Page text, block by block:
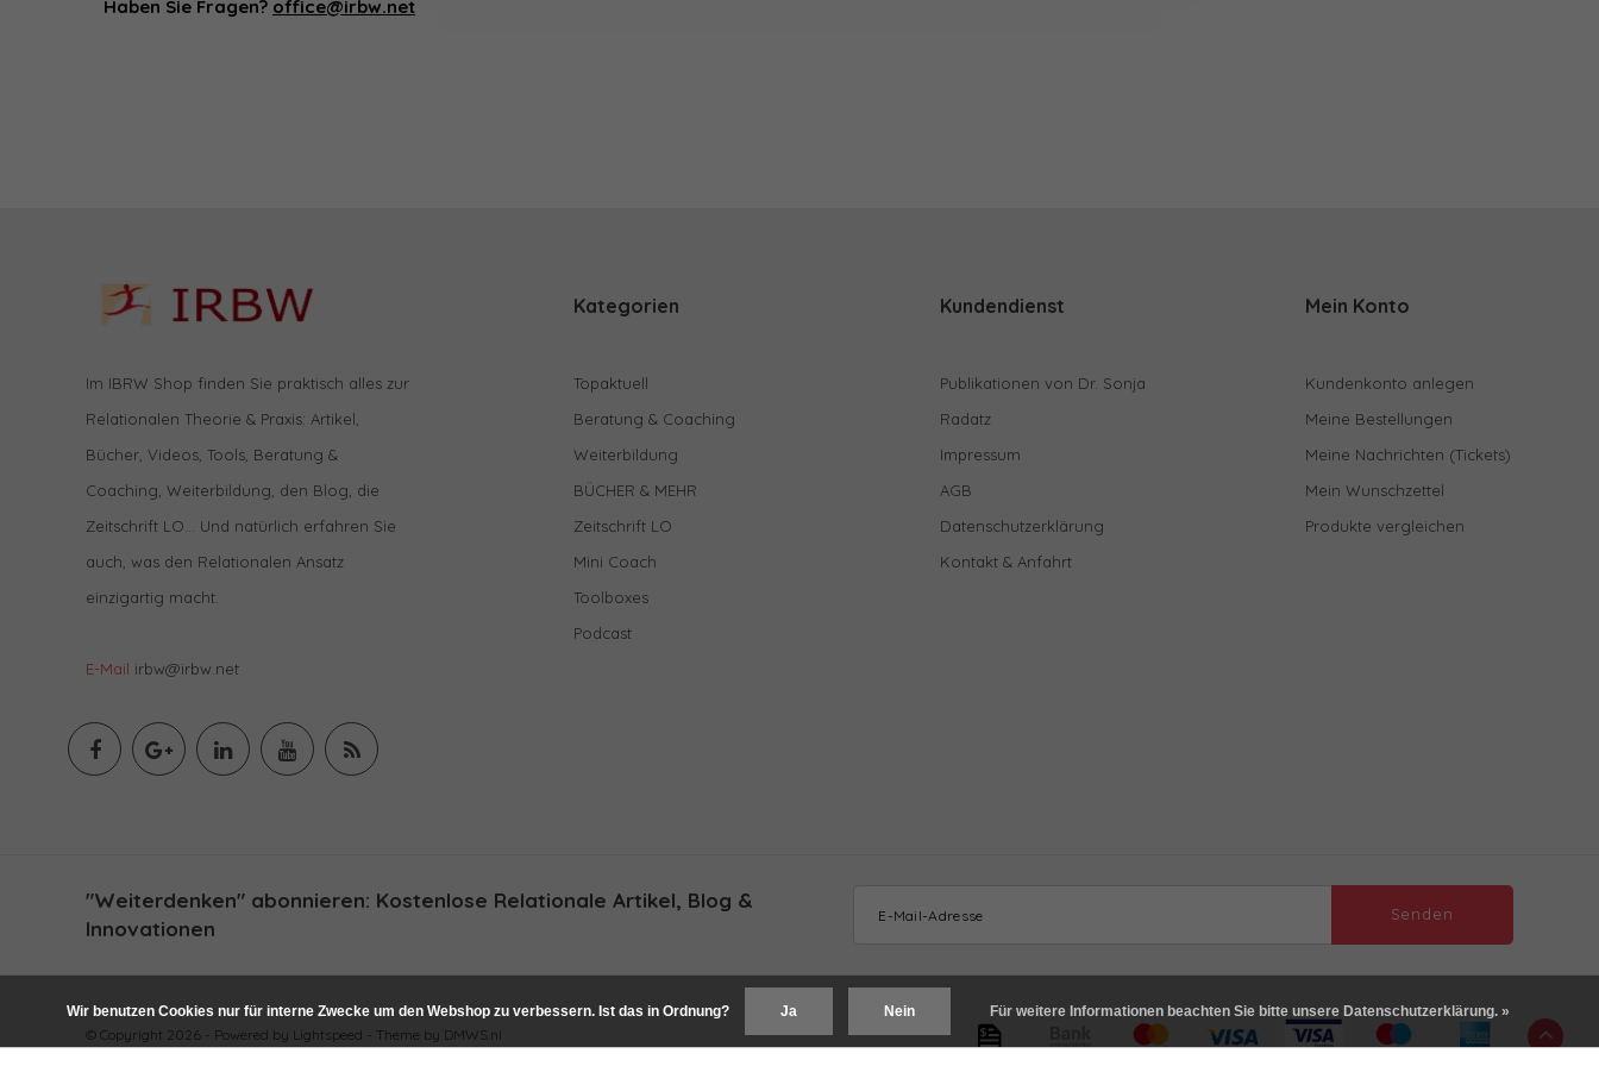
Haben Sie Fragen? office@irbw.net
Im IBRW Shop finden Sie praktisch alles zur
Relationalen Theorie & Praxis: Artikel,
Bücher, Videos, Tools, Beratung &
Coaching, Weiterbildung, den Blog, die
Zeitschrift LO… Und natürlich erfahren Sie
auch, was den Relationalen Ansatz
einzigartig macht.
E-Mail irbw@irbw.net
Kategorien
Topaktuell
Beratung & Coaching
Weiterbildung
BÜCHER & MEHR
Zeitschrift LO
Mini Coach
Toolboxes
Podcast
Kundendienst
Publikationen von Dr. Sonja
Radatz
Impressum
AGB
Datenschutzerklärung
Kontakt & Anfahrt
Mein Konto
Kundenkonto anlegen
Meine Bestellungen
Meine Nachrichten (Tickets)
Mein Wunschzettel
Produkte vergleichen
"Weiterdenken" abonnieren: Kostenlose Relationale Artikel, Blog &
Innovationen
Senden
© Copyright 2026 - Powered by Lightspeed - Theme by DMWS.nl
Wir benutzen Cookies nur für interne Zwecke um den Webshop zu verbessern. Ist das in Ordnung? Ja Nein Für weitere Informationen beachten Sie bitte unsere Datenschutzerklärung. »